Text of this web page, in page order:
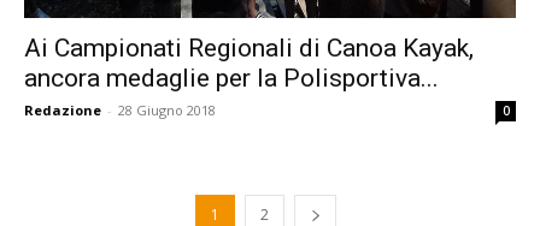
Ai Campionati Regionali di Canoa Kayak,
ancora medaglie per la Polisportiva...
Redazione - 28 Giugno 2018 0
1 2